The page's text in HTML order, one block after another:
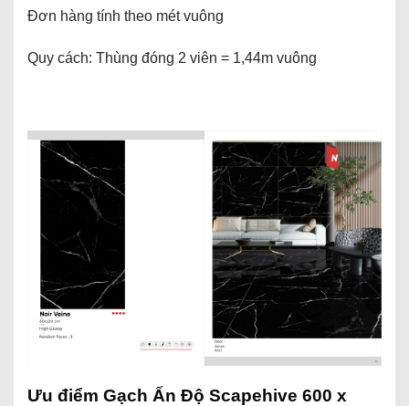
Đơn hàng tính theo mét vuông
Quy cách: Thùng đóng 2 viên = 1,44m vuông
Ưu điểm Gạch Ấn Độ Scapehive 600 x